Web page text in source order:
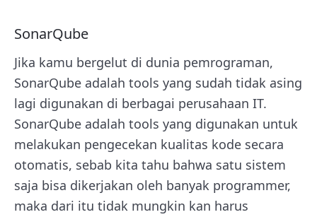
SonarQube
Jika kamu bergelut di dunia pemrograman,
SonarQube adalah tools yang sudah tidak asing
lagi digunakan di berbagai perusahaan IT.
SonarQube adalah tools yang digunakan untuk
melakukan pengecekan kualitas kode secara
otomatis, sebab kita tahu bahwa satu sistem
saja bisa dikerjakan oleh banyak programmer,
maka dari itu tidak mungkin kan harus